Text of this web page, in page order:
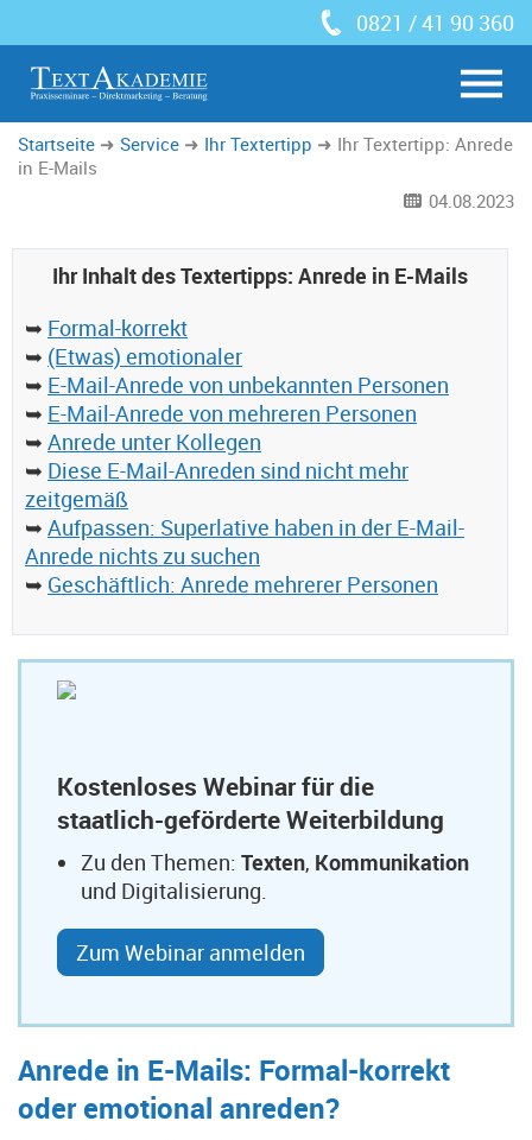
0821 / 41 90 360
Startseite Service Ihr Textertipp
Ihr Textertipp: Anrede
in E-Mails
04.08.2023
Ihr Inhalt des Textertipps: Anrede in E-Mails
➥ Formal-korrekt
➥ (Etwas) emotionaler
➥ E-Mail-Anrede von unbekannten Personen
➥ E-Mail-Anrede von mehreren Personen
➥ Anrede unter Kollegen
➥ Diese E-Mail-Anreden sind nicht mehr
zeitgemäß
➥ Aufpassen: Superlative haben in der E-Mail-
Anrede nichts zu suchen
➥ Geschäftlich: Anrede mehrerer Personen
Kostenloses Webinar für die
staatlich-geförderte Weiterbildung
Zu den Themen: Texten, Kommunikation
und Digitalisierung.
Zum Webinar anmelden
Anrede in E-Mails: Formal-korrekt
oder emotional anreden?